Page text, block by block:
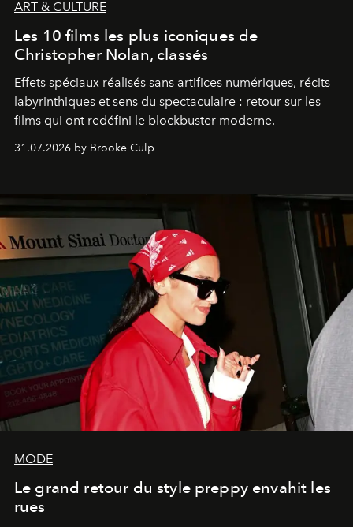
ART & CULTURE
Les 10 films les plus iconiques de
Christopher Nolan, classés
Effets spéciaux réalisés sans artifices numériques, récits
labyrinthiques et sens du spectaculaire : retour sur les
films qui ont redéfini le blockbuster moderne.
31.07.2026 by Brooke Culp
MODE
Le grand retour du style preppy envahit les
rues